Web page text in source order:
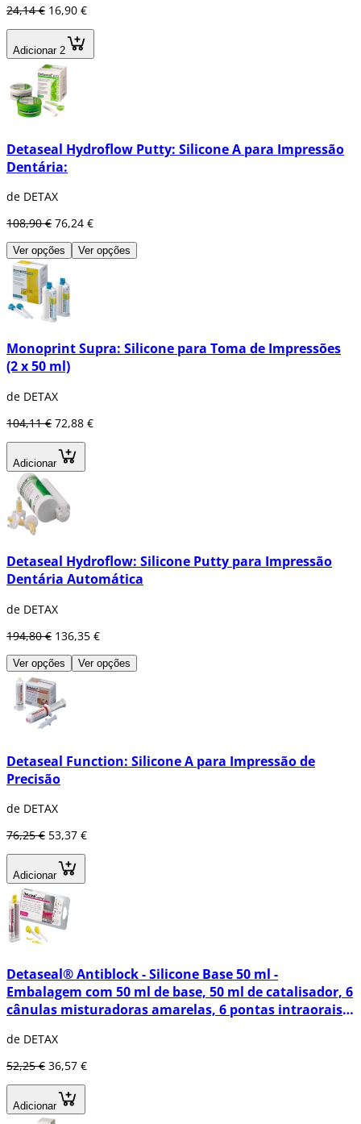
24,14 € 16,90 €
Adicionar 2
Detaseal Hydroflow Putty: Silicone A para Impressão
Dentária:
de DETAX
108,90 € 76,24 €
Ver opções Ver opções
Monoprint Supra: Silicone para Toma de Impressões
(2 x 50 ml)
de DETAX
104,11 € 72,88 €
Adicionar
Detaseal Hydroflow: Silicone Putty para Impressão
Dentária Automática
de DETAX
194,80 € 136,35 €
Ver opções Ver opções
Detaseal Function: Silicone A para Impressão de
Precisão
de DETAX
76,25 € 53,37 €
Adicionar
Detaseal® Antiblock - Silicone Base 50 ml -
Embalagem com 50 ml de base, 50 ml de catalisador, 6
cânulas misturadoras amarelas, 6 pontas intraorais
de DETAX
52,25 € 36,57 €
Adicionar